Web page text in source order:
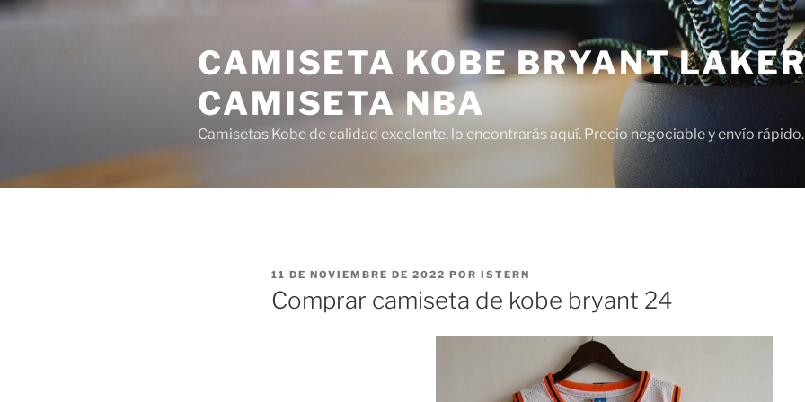
Saltar
CAMISETA KOBE BRYANT
CAMISETA NBA
Camisetas Kobe de calidad excelente, lo encontrarás aquí. Precio negociable y envío rápido.
PUBLICADO
EL
11 DE NOVIEMBRE DE 2022 POR ISTERN
Comprar camiseta de kobe bryant 24